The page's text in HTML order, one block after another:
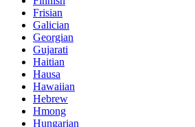
Frisian
Galician
Georgian
Gujarati
Haitian
Hausa
Hawaiian
Hebrew
Hmong
Hungarian